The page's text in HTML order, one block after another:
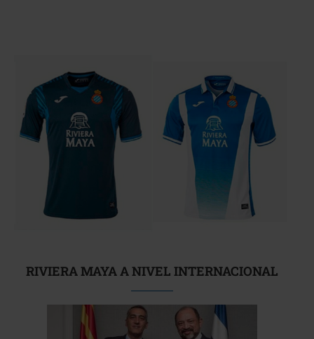
RIVIERA MAYA A NIVEL INTERNACIONAL